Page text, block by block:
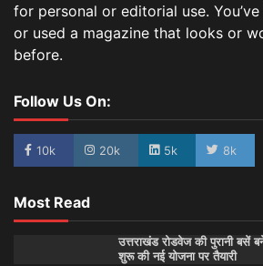
for personal or editorial use.
or used a magazine that looks or
before.
Follow Us On:
10k 20k 5k 8k
Most Read
उत्तराखंड रोडवेज की पुरानी बसें
शुरू की नई योजना पर तैयारी